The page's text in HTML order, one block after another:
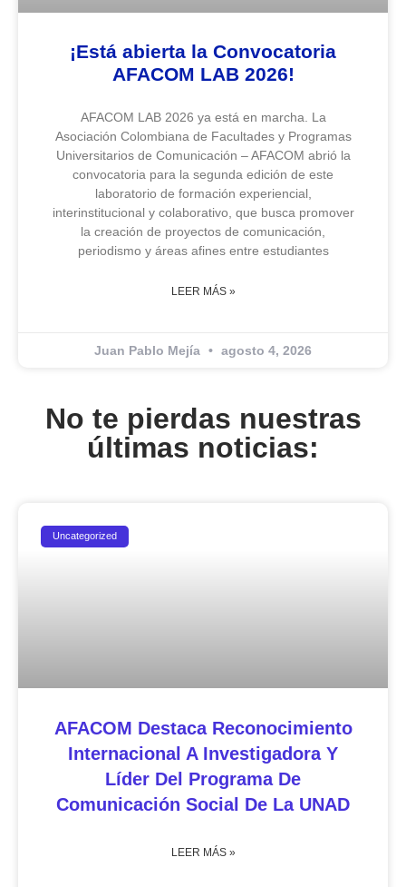
¡Está abierta la Convocatoria
AFACOM LAB 2026!
AFACOM LAB 2026 ya está en marcha. La
Asociación Colombiana de Facultades y Programas
Universitarios de Comunicación – AFACOM abrió la
convocatoria para la segunda edición de este
laboratorio de formación experiencial,
interinstitucional y colaborativo, que busca promover
la creación de proyectos de comunicación,
periodismo y áreas afines entre estudiantes
LEER MÁS »
Juan Pablo Mejía agosto 4, 2026
No te pierdas nuestras
últimas noticias:
Uncategorized
AFACOM Destaca Reconocimiento
Internacional A Investigadora Y
Líder Del Programa De
Comunicación Social De La UNAD
LEER MÁS »